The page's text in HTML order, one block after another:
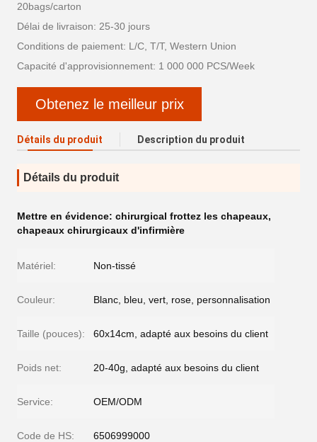
20bags/carton
Délai de livraison: 25-30 jours
Conditions de paiement: L/C, T/T, Western Union
Capacité d'approvisionnement: 1 000 000 PCS/Week
Obtenez le meilleur prix
Détails du produit Description du produit
Détails du produit
Mettre en évidence: chirurgical frottez les chapeaux,
chapeaux chirurgicaux d'infirmière
Matériel: Non-tissé
Couleur: Blanc, bleu, vert, rose, personnalisation
Taille (pouces): 60x14cm, adapté aux besoins du client
Poids net: 20-40g, adapté aux besoins du client
Service: OEM/ODM
Code de HS: 6506999000